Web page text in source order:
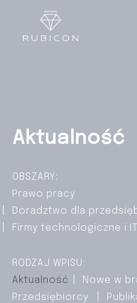
Aktualność
OBSZARY:
Prawo pracy
Doradztwo dla
Firmy technologiczne i IT
RODZAJ WPISU:
Aktualność
Nowe w
Przedsiębiorcy